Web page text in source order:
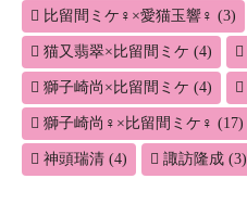
比留間ミケ♀×愛猫玉響♀ (3)
猫又翡翠×比留間ミケ (4)
獅子崎尚×比留間ミケ (4)
獅子崎尚♀×比留間ミケ♀ (17)
神頭瑞清 (4) 諏訪隆成 (3)